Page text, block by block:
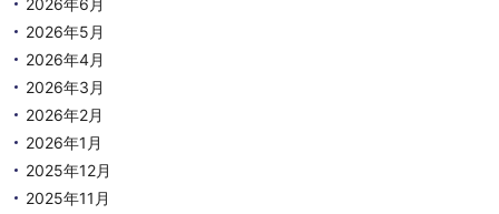
2026年5月
2026年4月
2026年3月
2026年2月
2026年1月
2025年12月
2025年11月